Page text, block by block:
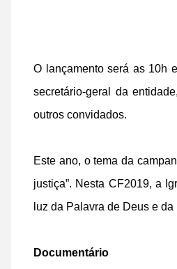
O lançamento será as 10h
secretário-geral da
outros convidados.
Este ano, o tema da
justiça”. Nesta CF2019, a
luz da Palavra de Deus e
Documentário